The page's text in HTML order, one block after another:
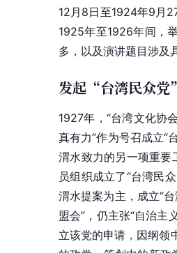
12月8日至1924年9月
1925年至1926年间，
多，以及演讲题目涉及
发起“台湾民众党
1927年，“台湾文化协
真有力”作为号召成立“
渭水致力的另一项重要
员组织成立了“台湾民
渭水提案为主，成立“
盟会”，仍主张“自治主
立该党的申请，因纲领